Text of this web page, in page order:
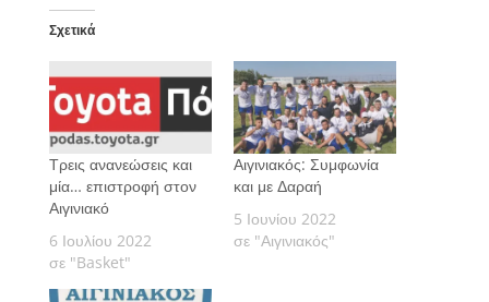
Σχετικά
Τρεις ανανεώσεις και
μία… επιστροφή στον
Αιγινιακό
6 Ιουλίου 2022
σε "Basket"
Αιγινιακός: Συμφωνία
και με Δαραή
5 Ιουνίου 2022
σε "Αιγινιακός"